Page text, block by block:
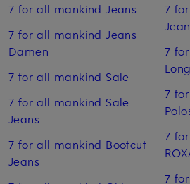
7 for all mankind Jeans
7 for all mankind Jeans
Damen
7 for all mankind Sale
7 for all mankind Sale
Jeans
7 for all mankind Bootcut
Jeans
7
7
7
7
7